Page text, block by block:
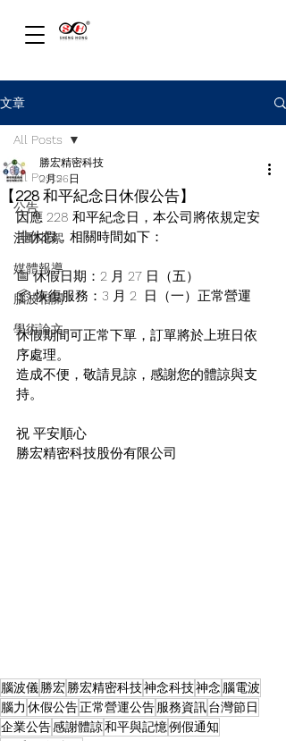
文章
All Posts
公告
活動花絮
媒體報導
腦波相關
學術論文
All Posts
【228 和平紀念日休假公告】
勝宏精密科技
2月26日
因應 228 和平紀念日，本公司將依規定安
排休假，相關時間如下：
📅 休假日期：2 月 27 日（五）
📦 恢復服務：3 月 2  日（一）正常營運
休假期間可正常下單，訂單將於上班日依
序處理。
造成不便，敬請見諒，感謝您的體諒與支
持。
祝 平安順心
勝宏精密科技股份有限公司
腦波儀勝宏勝宏精密科技神念科技神念腦電波
腦力 休假公告正常營運公告服務資訊台灣節日
企業公告感謝體諒和平與記憶例假通知